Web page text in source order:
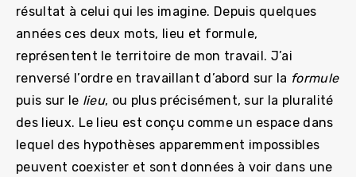
résultat à celui qui les imagine. Depuis quelques
années ces deux mots, lieu et formule,
représentent le territoire de mon travail. J’ai
renversé l’ordre en travaillant d’abord sur la formule
puis sur le lieu, ou plus précisément, sur la pluralité
des lieux. Le lieu est conçu comme un espace dans
lequel des hypothèses apparemment impossibles
peuvent coexister et sont données à voir dans une